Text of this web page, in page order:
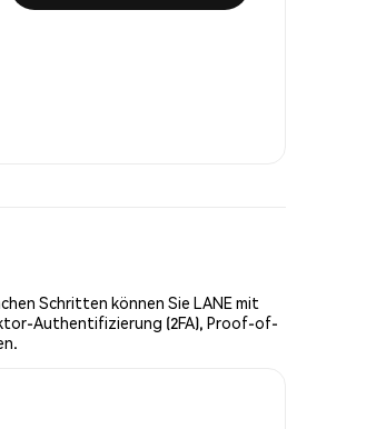
Schritten können Sie LANE mit
Authentifizierung (2FA), Proof-of-